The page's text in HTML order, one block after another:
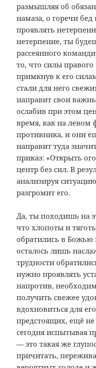
размышляя об
намаза, о горечи
проявлять
нетерпение, ты
рассеянного
то, что силы
примкнув к его
стали для него
направит свои
ослабив при этом
время, как на левом
противника, и они
направит туда
приказ: «Открыть
центр без сил. В
анализируя
разгромит его.
Да, ты походишь на
что хлопоты и
обратились в Божью
осталось лишь
трудности
нужно проявлять
напротив,
получить свежее
вдохновиться для
предстоящих, ещё
сегодня испытывая
— это такая же
причитать,